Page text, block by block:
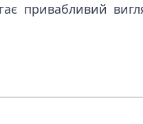
привабливий